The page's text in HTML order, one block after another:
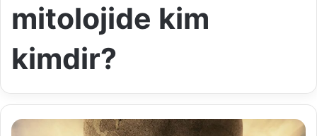
mitolojide kim
kimdir?